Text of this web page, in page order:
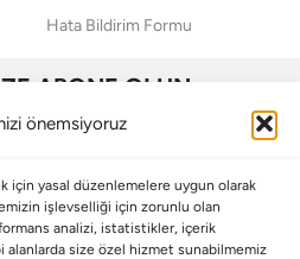
önemsiyoruz
için yasal düzenlemelere uygun olarak
işlevselliği için zorunlu olan
analizi, istatistikler, içerik
alanlarda size özel hizmet sunabilmemiz
Hata Bildirim Formu
ABONE OLUN
ilk siz yararlanın!
Edin